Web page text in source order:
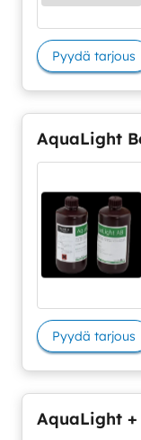
Pyydä tarjous
AquaLight
Pyydä tarjous
AquaLight